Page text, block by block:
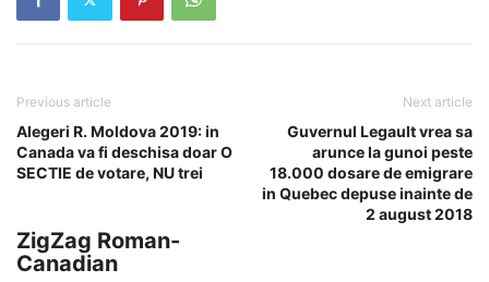
Previous article
Alegeri R. Moldova 2019: in
Canada va fi deschisa doar O
SECTIE de votare, NU trei
Next article
Guvernul Legault vrea sa
arunce la gunoi peste
18.000 dosare de emigrare
in Quebec depuse inainte de
2 august 2018
ZigZag Roman-
Canadian